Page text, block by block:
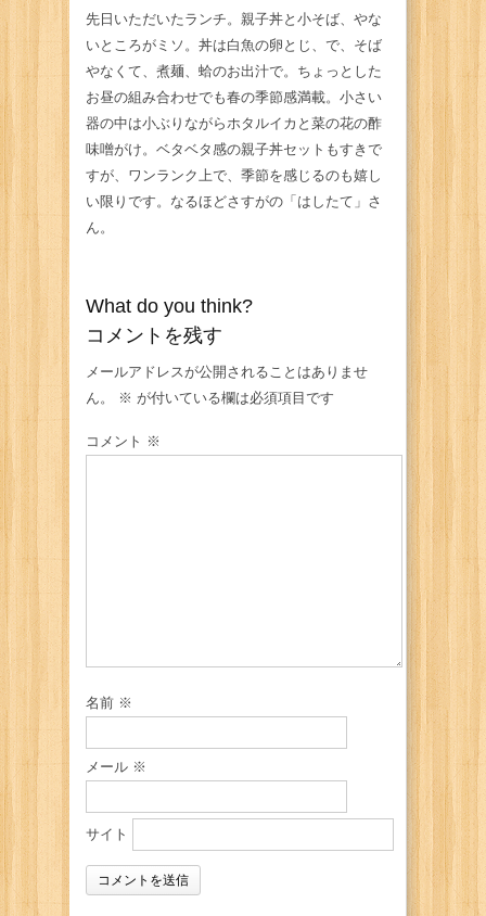
先日いただいたランチ。親子丼と小そば、やな
いところがミソ。丼は白魚の卵とじ、で、そば
やなくて、煮麺、蛤のお出汁で。ちょっとした
お昼の組み合わせでも春の季節感満載。小さい
器の中は小ぶりながらホタルイカと菜の花の酢
味噌がけ。ベタベタ感の親子丼セットもすきで
すが、ワンランク上で、季節を感じるのも嬉し
い限りです。なるほどさすがの「はしたて」さ
ん。
What do you think?
コメントを残す
メールアドレスが公開されることはありませ
ん。
※ が付いている欄は必須項目です
コメント ※
名前 ※
メール ※
サイト